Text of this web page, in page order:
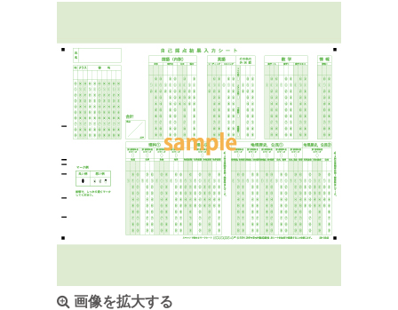
画像を拡大する